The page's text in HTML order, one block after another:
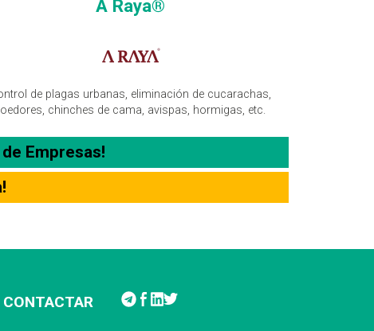
A Raya®
de plagas urbanas, eliminación de cucarachas,
chinches de cama, avispas, hormigas, etc.
Empresas!
CONTACTAR